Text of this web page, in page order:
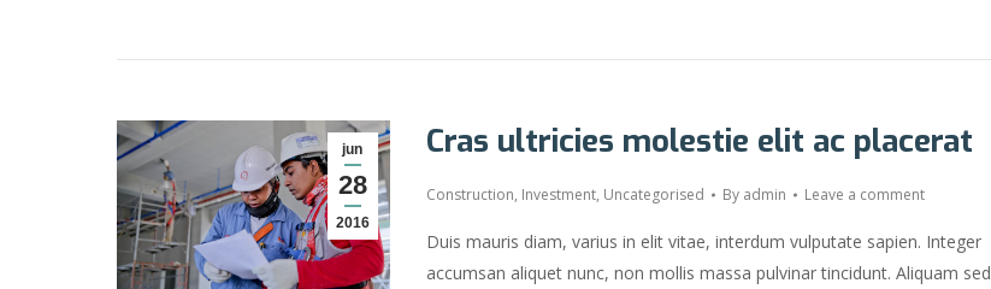
jun
28
2016
Cras ultricies molestie elit ac placerat
Construction, Investment, Uncategorised By admin Leave a comment
Duis mauris diam, varius in elit vitae, interdum vulputate sapien. Integer
accumsan aliquet nunc, non mollis massa pulvinar tincidunt. Aliquam sed